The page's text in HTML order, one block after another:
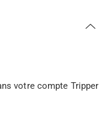
votre compte Tripper